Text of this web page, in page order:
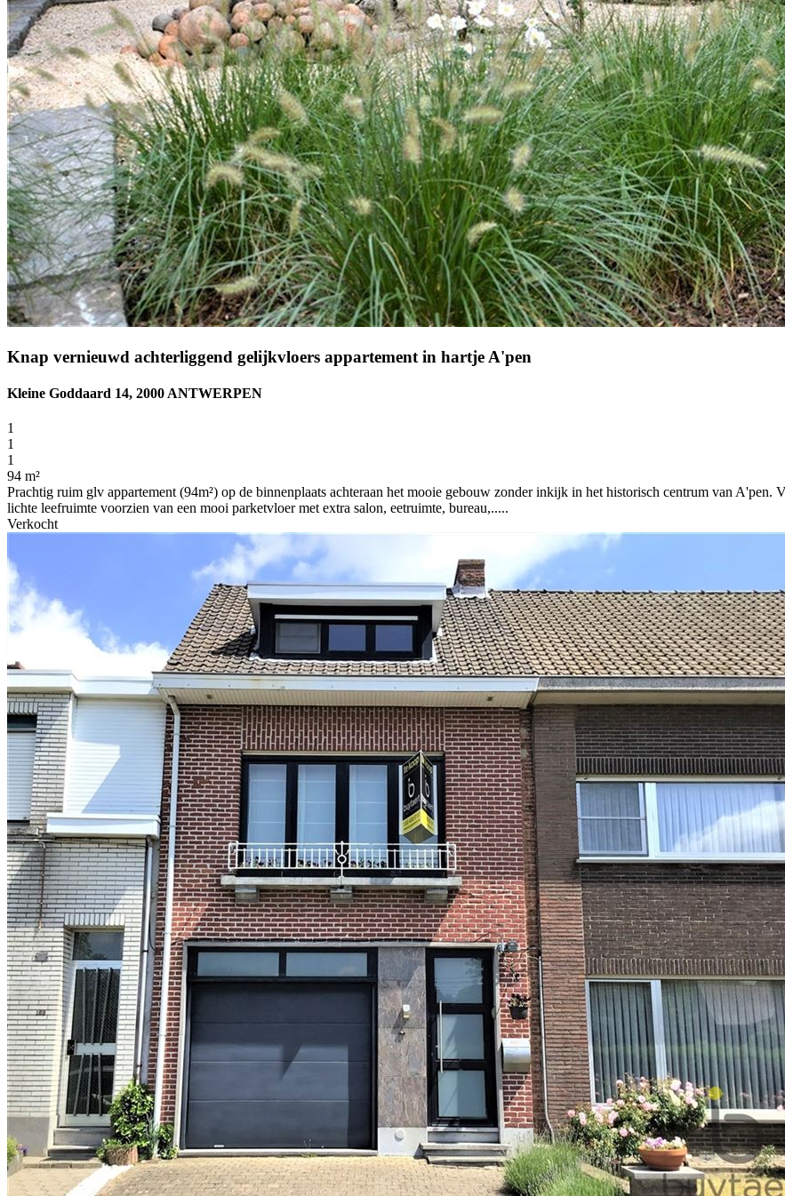
Knap vernieuwd achterliggend gelijkvloers appartement in hartje A'pen
Kleine Goddaard 14, 2000 ANTWERPEN
1
1
1
94 m²
Prachtig ruim glv appartement (94m²) op de binnenplaats achteraan het mooie gebouw zonder inkijk in het historisch centrum van A'pen.
lichte leefruimte voorzien van een mooi parketvloer met extra salon, eetruimte, bureau,.....
Verkocht